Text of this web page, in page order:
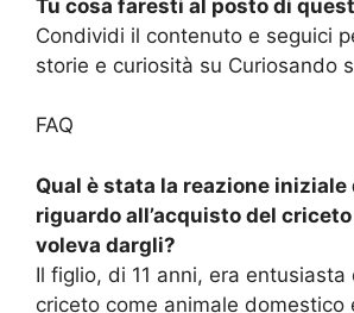
Tu cosa faresti al posto di
Condividi il contenuto e seguici
storie e curiosità su Curiosando
FAQ
Qual è stata la reazione
riguardo all’acquisto del
voleva dargli?
Il figlio, di 11 anni, era entusiasta
criceto come animale domestico